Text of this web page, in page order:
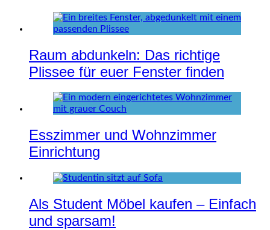
Raum abdunkeln: Das richtige
Plissee für euer Fenster finden
Esszimmer und Wohnzimmer
Einrichtung
Als Student Möbel kaufen – Einfach
und sparsam!